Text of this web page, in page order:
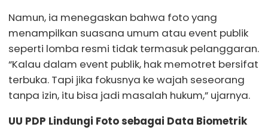
Namun, ia menegaskan bahwa foto yang
menampilkan suasana umum atau event publik
seperti lomba resmi tidak termasuk pelanggaran.
“Kalau dalam event publik, hak memotret bersifat
terbuka. Tapi jika fokusnya ke wajah seseorang
tanpa izin, itu bisa jadi masalah hukum,” ujarnya.
UU PDP Lindungi Foto sebagai Data Biometrik